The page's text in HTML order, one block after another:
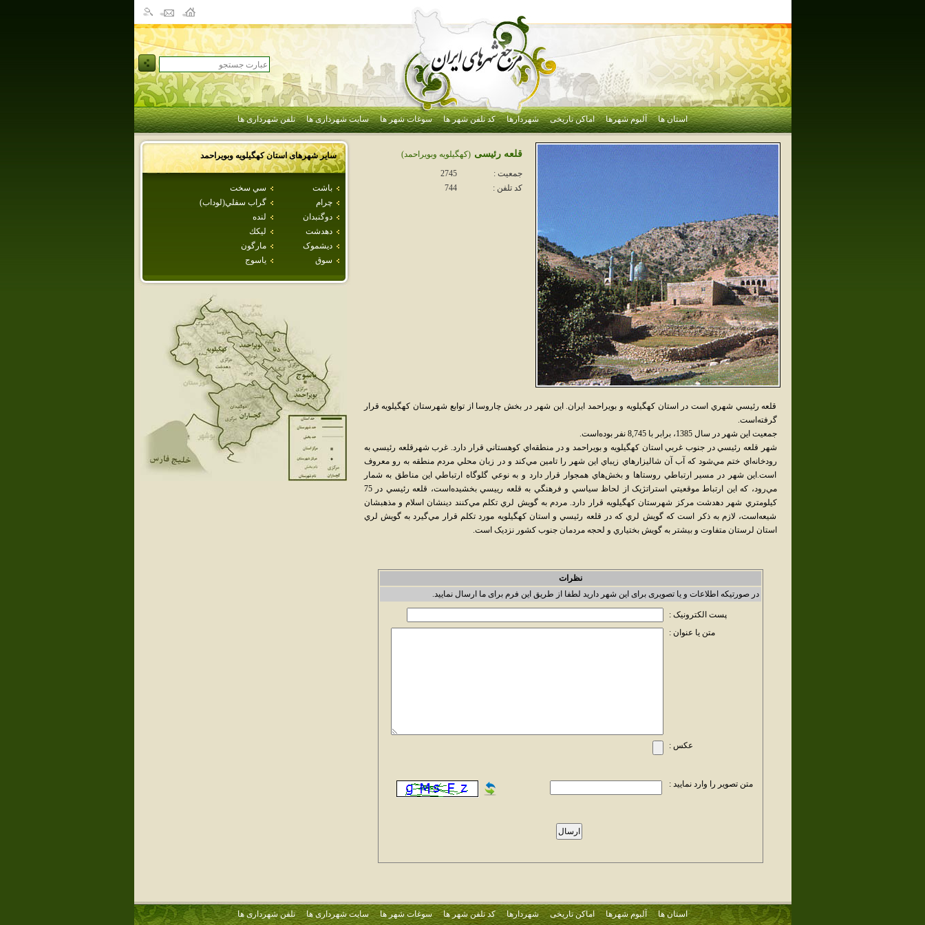
استان ها آلبوم شهرها اماکن تاریخی شهردارها کد تلفن شهر ها سوغات شهر ها سایت شهرداری ها تلفن شهرداری ها
سایر شهرهای استانكهگيلويه وبويراحمد
باشت
سي سخت
چرام
گراب سفلي(لوداب)
دوگنبدان
لنده
دهدشت
ليكك
ديشموک
مارگون
سوق
ياسوج
قلعه رئيسی (كهگيلويه وبويراحمد)
جمعیت :
2745
کد تلفن :
744
قلعه رئيسي شهري است در استان کهگيلويه و بويراحمد ايران. اين شهر در بخش چاروسا از توابع شهرستان کهگيلويه قرار
گرفته‌است.
جمعيت اين شهر در سال 1385، برابر با 8,745 نفر بوده‌است.
شهر قلعه رئيسي در جنوب غربي استان کهگيلويه و بويراحمد و در منطقه‌اي کوهستاني قرار دارد. غرب شهرقلعه رئيسي به
رودخانه‌اي ختم مي‌شود که آب آن شاليزارهاي زيباي اين شهر را تامين مي‌کند و در زبان محلي مردم منطقه به رو معروف
است.اين شهر در مسير ارتباطي روستاها و بخش‌هاي همجوار قرار دارد و به نوعي گلوگاه ارتباطي اين مناطق به شمار
مي‌رود، که اين ارتباط موقعيتي استراتژيک از لحاظ سياسي و فرهنگي به قلعه رييسي بخشيده‌است، قلعه رئيسي در 75
کيلومتري شهر دهدشت مرکز شهرستان کهگيلويه قرار دارد. مردم به گويش لري تکلم مي‌کنند دينشان اسلام و مذهبشان
شيعه‌است، لازم به ذکر است که گويش لري که در قلعه رئيسي و استان کهگيلويه مورد تکلم قرار مي‌گيرد به گويش لري
استان لرستان متفاوت و بيشتر به گويش بختياري و لحجه مردمان جنوب کشور نزديک است.
نظرات
در صورتیکه اطلاعات و یا تصویری برای این شهر دارید لطفا از طریق این فرم برای ما ارسال نمایید.
پست الکترونیک :
متن یا عنوان :
عکس :
متن تصویر را وارد نمایید :
استان ها آلبوم شهرها اماکن تاریخی شهردارها کد تلفن شهر ها سوغات شهر ها سایت شهرداری ها تلفن شهرداری ها